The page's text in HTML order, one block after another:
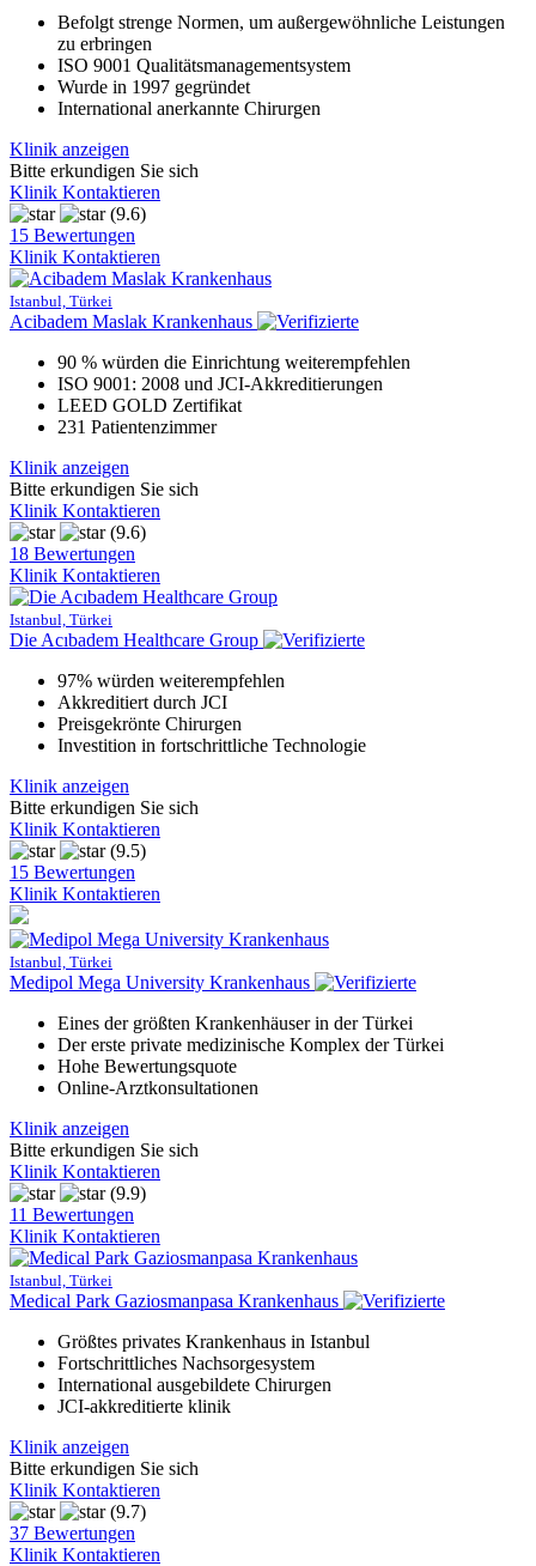
Befolgt strenge Normen, um außergewöhnliche Leistungen
zu erbringen
ISO 9001 Qualitätsmanagementsystem
Wurde in 1997 gegründet
International anerkannte Chirurgen
Klinik anzeigen
Bitte erkundigen Sie sich
Klinik Kontaktieren
(9.6)
15 Bewertungen
Klinik Kontaktieren
Istanbul, Türkei
Acibadem Maslak Krankenhaus
90 % würden die Einrichtung weiterempfehlen
ISO 9001: 2008 und JCI-Akkreditierungen
LEED GOLD Zertifikat
231 Patientenzimmer
Klinik anzeigen
Bitte erkundigen Sie sich
Klinik Kontaktieren
(9.6)
18 Bewertungen
Klinik Kontaktieren
Istanbul, Türkei
Die Acıbadem Healthcare Group
97% würden weiterempfehlen
Akkreditiert durch JCI
Preisgekrönte Chirurgen
Investition in fortschrittliche Technologie
Klinik anzeigen
Bitte erkundigen Sie sich
Klinik Kontaktieren
(9.5)
15 Bewertungen
Klinik Kontaktieren
Istanbul, Türkei
Medipol Mega University Krankenhaus
Eines der größten Krankenhäuser in der Türkei
Der erste private medizinische Komplex der Türkei
Hohe Bewertungsquote
Online-Arztkonsultationen
Klinik anzeigen
Bitte erkundigen Sie sich
Klinik Kontaktieren
(9.9)
11 Bewertungen
Klinik Kontaktieren
Istanbul, Türkei
Medical Park Gaziosmanpasa Krankenhaus
Größtes privates Krankenhaus in Istanbul
Fortschrittliches Nachsorgesystem
International ausgebildete Chirurgen
JCI-akkreditierte klinik
Klinik anzeigen
Bitte erkundigen Sie sich
Klinik Kontaktieren
(9.7)
37 Bewertungen
Klinik Kontaktieren